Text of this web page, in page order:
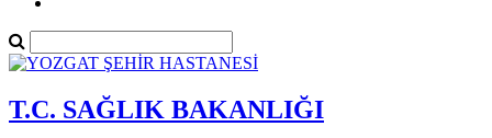
T.C. SAĞLIK BAKANLIĞI